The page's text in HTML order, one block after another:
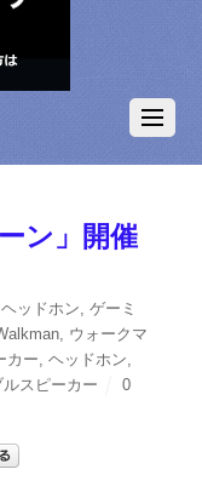
ン」開催
ッドホン ゲーミ
ウォークマ
カー ,ヘッドホン
スピーカー
0